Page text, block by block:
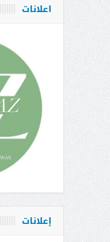
اعلانات
إعلانات